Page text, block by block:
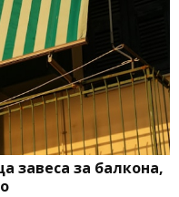
завеса за балкона,